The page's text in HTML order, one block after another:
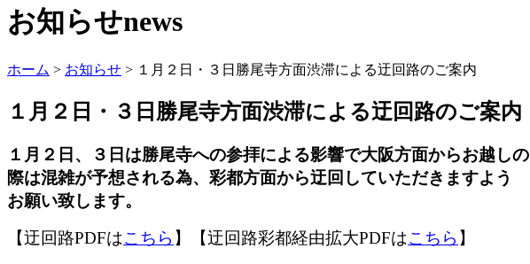
お知らせnews
ホーム > お知らせ > １月２日・３日勝尾寺方面渋滞による迂回路のご案内
１月２日・３日勝尾寺方面渋滞による迂回路のご案内
１月２日、３日は勝尾寺への参拝による影響で大阪方面からお越しの
際は混雑が予想される為、彩都方面から迂回 していただきますよう
お願い致します。
【迂回路PDFはこちら 】【迂回路彩都経由拡大PDFはこちら 】